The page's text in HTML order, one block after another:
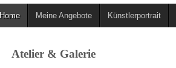
Home Meine Angebote Künstlerportrait
Atelier & Galerie